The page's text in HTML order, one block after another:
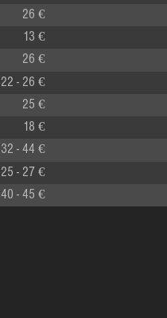
26 €
13 €
26 €
22 - 26 €
25 €
18 €
32 - 44 €
25 - 27 €
40 - 45 €